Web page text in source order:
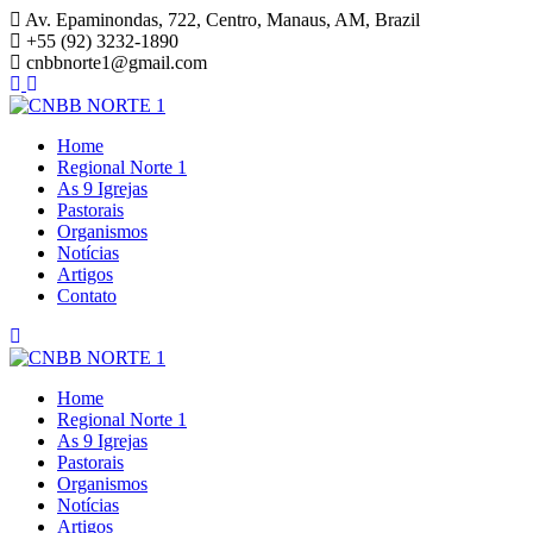
Skip
to
content
Av. Epaminondas, 722, Centro, Manaus, AM, Brazil
+55 (92) 3232-1890
cnbbnorte1@gmail.com
Home
Regional Norte 1
As 9 Igrejas
Pastorais
Organismos
Notícias
Artigos
Contato
Home
Regional Norte 1
As 9 Igrejas
Pastorais
Organismos
Notícias
Artigos